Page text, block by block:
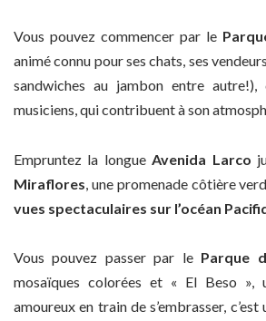
Vous pouvez commencer par le
animé connu pour ses chats, ses
sandwiches au jambon entre
musiciens, qui contribuent à son
Empruntez la longueAvenida Larco
Miraflores, une promenade côtière
vues spectaculaires sur l’océan
Vous pouvez passer par le Parque
mosaïques colorées et « El Beso »,
amoureux en train de s’embrasser,